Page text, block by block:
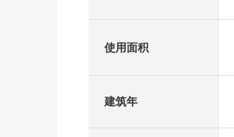
使用面积
建筑年